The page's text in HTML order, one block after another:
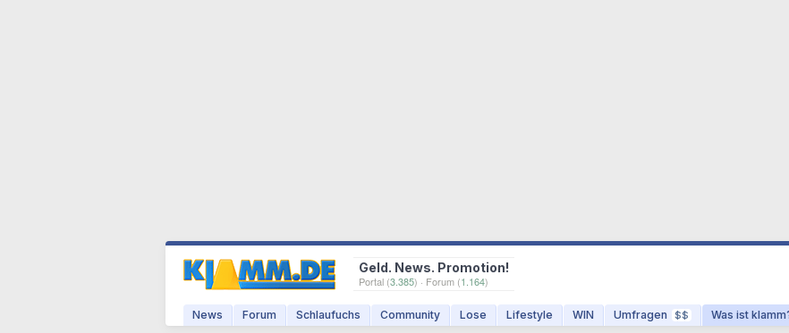
Geld. News. Promotion!
Portal (3.385) · Forum (1.164)
News Forum Schlaufuchs Community Lose Lifestyle WIN Umfragen $$ Was ist